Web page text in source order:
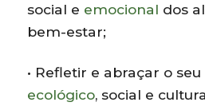
social e emocional dos
bem-estar;
• Refletir e abraçar o
ecológico, social e